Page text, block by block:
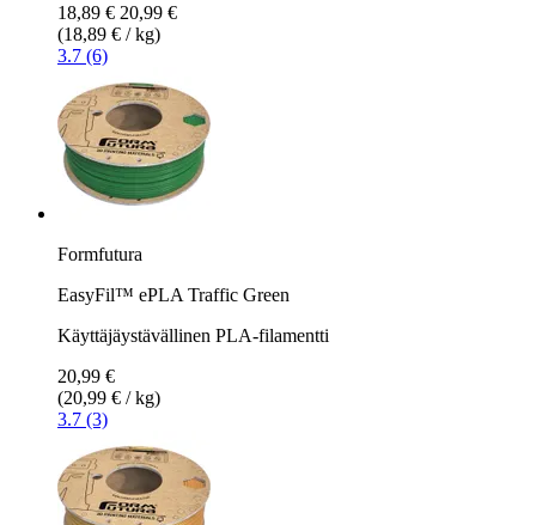
18,89 € 20,99 €
(18,89 € / kg)
3.7 (6)
Formfutura
EasyFil™ ePLA Traffic Green
Käyttäjäystävällinen PLA-filamentti
20,99 €
(20,99 € / kg)
3.7 (3)